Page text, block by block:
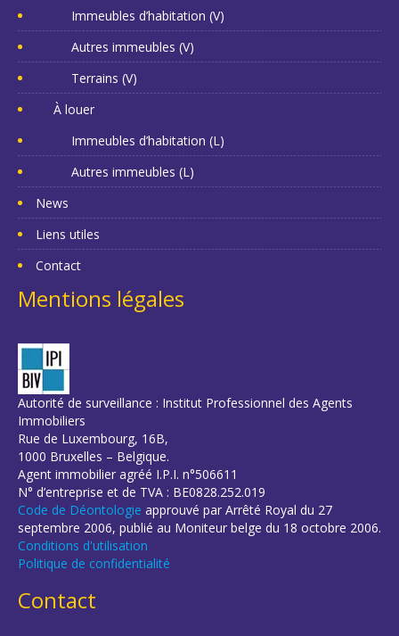
Immeubles d’habitation (V)
Autres immeubles (V)
Terrains (V)
À louer
Immeubles d’habitation (L)
Autres immeubles (L)
News
Liens utiles
Contact
Mentions légales
Autorité de surveillance : Institut Professionnel des Agents
Immobiliers
Rue de Luxembourg, 16B,
1000 Bruxelles – Belgique.
Agent immobilier agréé I.P.I. n°506611
N° d’entreprise et de TVA : BE0828.252.019
Code de Déontologie approuvé par Arrêté Royal du 27
septembre 2006, publié au Moniteur belge du 18 octobre 2006.
Conditions d'utilisation
Politique de confidentialité
Contact